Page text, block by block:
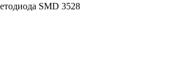
SMD 3528